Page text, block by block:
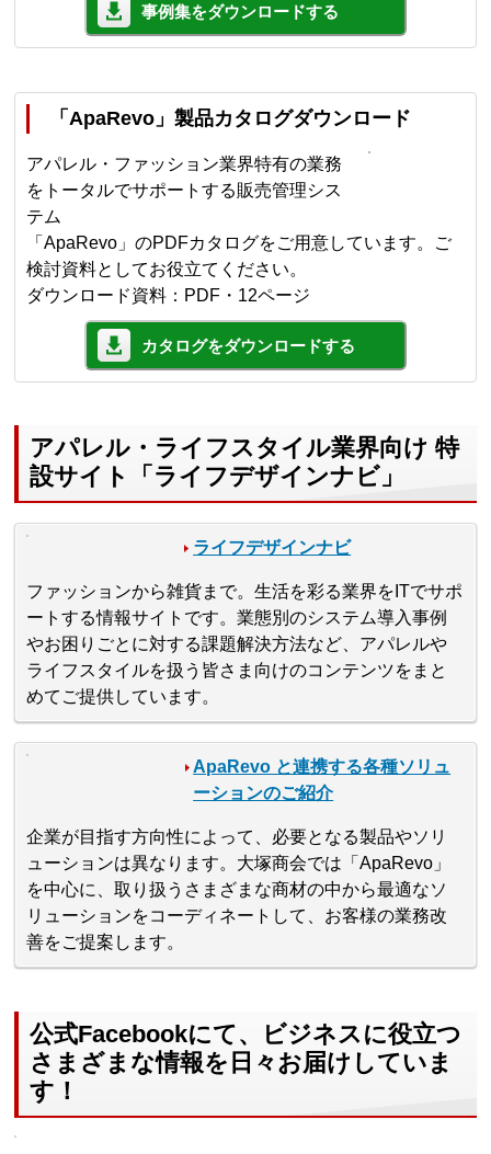
事例集をダウンロードする
「ApaRevo」製品カタログダウンロード
アパレル・ファッション業界特有の業務
をトータルでサポートする販売管理シス
テム
「ApaRevo」のPDFカタログをご用意しています。ご
検討資料としてお役立てください。
ダウンロード資料：PDF・12ページ
カタログをダウンロードする
アパレル・ライフスタイル業界向け 特
設サイト「ライフデザインナビ」
ライフデザインナビ
ファッションから雑貨まで。生活を彩る業界をITでサポ
ートする情報サイトです。業態別のシステム導入事例
やお困りごとに対する課題解決方法など、アパレルや
ライフスタイルを扱う皆さま向けのコンテンツをまと
めてご提供しています。
ApaRevo と連携する各種ソリュ
ーションのご紹介
企業が目指す方向性によって、必要となる製品やソリ
ューションは異なります。大塚商会では「ApaRevo」
を中心に、取り扱うさまざまな商材の中から最適なソ
リューションをコーディネートして、お客様の業務改
善をご提案します。
公式Facebookにて、ビジネスに役立つ
さまざまな情報を日々お届けしていま
す！